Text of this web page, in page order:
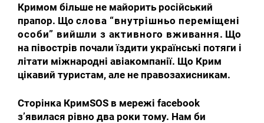
Кримом більше не майорить російський
прапор. Щослова “внутрішньо переміщені
особи” вийшли з активного вживання. Що
на півострів почали їздити українські потяги і
літати міжнародні авіакомпанії. Що Крим
цікавий туристам, але не правозахисникам.
Сторінка КримSOS в мережі facebook
з’явилася рівно два роки тому. Нам би